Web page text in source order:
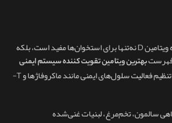
بسیاری از مردم نمی‌دانند که ویتامین D نه‌تنها برای استخوان‌ها مفید است، بلکه
فهرستبهترین ویتامین تقویت کننده سیستم ایمنی
نیز هست. این ویتامین باعث تنظیم فعالیت سلول‌های ایمنی مانند ماکروفاژها و T-
سالمون، تخم‌مرغ، لبنیات غنی‌شده